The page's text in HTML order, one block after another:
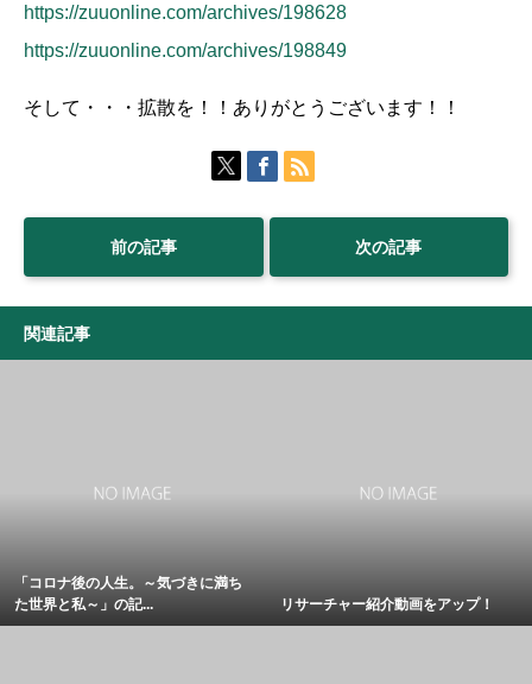
https://zuuonline.com/archives/198628
https://zuuonline.com/archives/198849
そして・・・拡散を！！ありがとうございます！！
前の記事 次の記事
関連記事
「コロナ後の人生。～気づきに満ち
た世界と私～」の記...
リサーチャー紹介動画をアップ！